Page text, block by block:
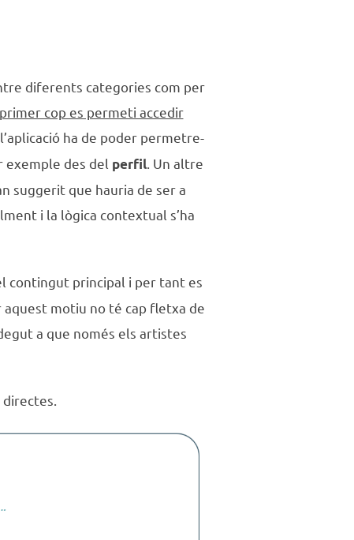
diferents categories com per
cop es permeti accedir
ha de poder permetre-
exemple des del perfil . Un altre
suggerit que hauria de ser a
i la lògica contextual s’ha
contingut principal i per tant es
motiu no té cap fletxa de
a que només els artistes